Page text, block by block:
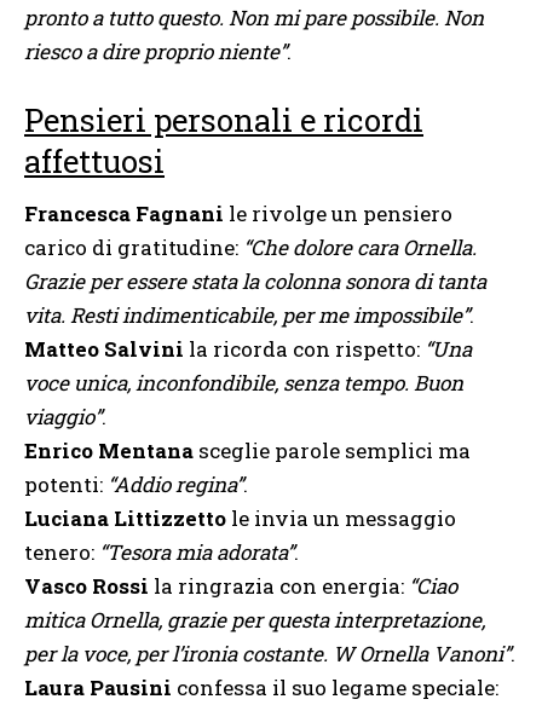
pronto a tutto questo. Non mi pare possibile. Non
riesco a dire proprio niente”.
Pensieri personali e ricordi
affettuosi
Francesca Fagnani le rivolge un pensiero
carico di gratitudine: “Che dolore cara Ornella.
Grazie per essere stata la colonna sonora di tanta
vita. Resti indimenticabile, per me impossibile”.
Matteo Salvini la ricorda con rispetto: “Una
voce unica, inconfondibile, senza tempo. Buon
viaggio”.
Enrico Mentana sceglie parole semplici ma
potenti: “Addio regina”.
Luciana Littizzetto le invia un messaggio
tenero: “Tesora mia adorata”.
Vasco Rossi la ringrazia con energia: “Ciao
mitica Ornella, grazie per questa interpretazione,
per la voce, per l’ironia costante. W Ornella Vanoni”.
Laura Pausini confessa il suo legame speciale: